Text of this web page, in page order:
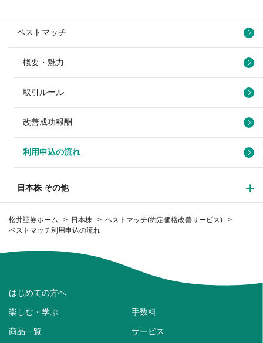
松井証券ホーム 日本株
ベストマッチ(約定価格改善サービス)
ベストマッチ利用申込の流れ
ベストマッチ
概要・魅力
取引ルール
改善成功報酬
利用申込の流れ
日本株 その他
はじめての方へ
楽しむ・学ぶ 手数料
商品一覧 サービス